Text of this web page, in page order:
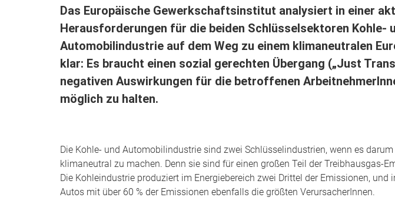
Das Europäische Gewerkschaftsinstitut analysiert in einer
Herausforderungen für die beiden Schlüsselsektoren Kohle-
Automobilindustrie auf dem Weg zu einem klimaneutralen
klar: Es braucht einen sozial gerechten Übergang („Just
negativen Auswirkungen für die betroffenen
möglich zu halten.
Die Kohle- und Automobilindustrie sind zwei Schlüsselindustrien, wenn es
klimaneutral zu machen. Denn sie sind für einen großen Teil der Treibhausgas-
Die Kohleindustrie produziert im Energiebereich zwei Drittel der Emissionen, und
Autos mit über 60 % der Emissionen ebenfalls die größten VerursacherInnen.